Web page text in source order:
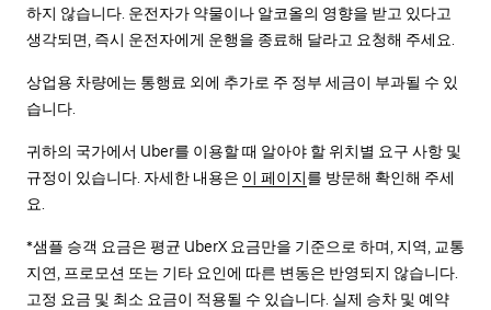
하지 않습니다. 운전자가 약물이나 알코올의 영향을 받고 있다고
생각되면, 즉시 운전자에게 운행을 종료해 달라고 요청해 주세요.
상업용 차량에는 통행료 외에 추가로 주 정부 세금이 부과될 수 있
습니다.
귀하의 국가에서 Uber를 이용할 때 알아야 할 위치별 요구 사항 및
규정이 있습니다. 자세한 내용은 이 페이지를 방문해 확인해 주세
요.
*샘플 승객 요금은 평균 UberX 요금만을 기준으로 하며, 지역, 교통
지연, 프로모션 또는 기타 요인에 따른 변동은 반영되지 않습니다.
고정 요금 및 최소 요금이 적용될 수 있습니다. 실제 승차 및 예약